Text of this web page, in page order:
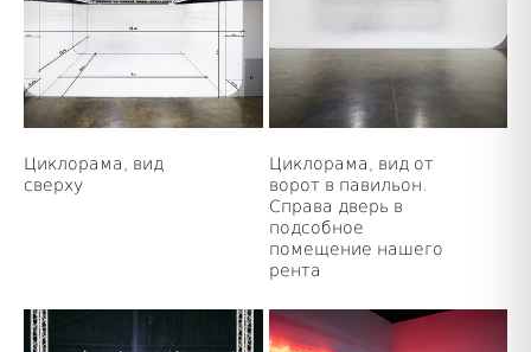
Циклорама, вид
сверху
Циклорама, вид от
ворот в павильон.
Справа дверь в
подсобное
помещение нашего
рента